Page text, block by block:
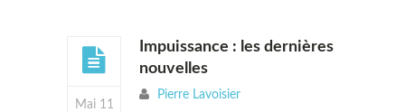
Mai 11
Impuissance : les dernières
nouvelles
Pierre Lavoisier